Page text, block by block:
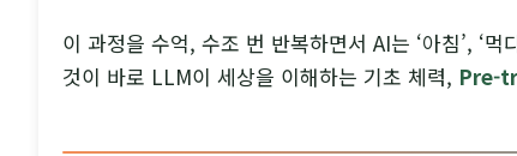
이 과정을 수억, 수조 번 반복하면서 AI는 ‘아침’, ‘
것이 바로 LLM이 세상을 이해하는 기초 체력, Pre-